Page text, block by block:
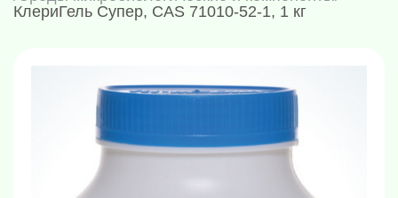
КлериГель Супер, CAS 71010-52-1, 1 кг